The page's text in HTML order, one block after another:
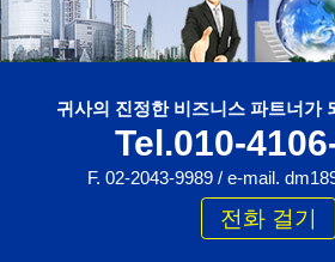
귀사의 진정한 비즈니스 파트너가
Tel.010-
F. 02-2043-9989 / e-mail.
전화 걸기